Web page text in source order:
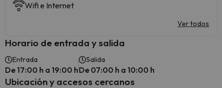
Wifi e Internet
Ver todos
Horario de entrada y salida
Entrada
De 17:00 h a 19:00 h
Salida
De 07:00 h a 10:00 h
Ubicación y accesos cercanos